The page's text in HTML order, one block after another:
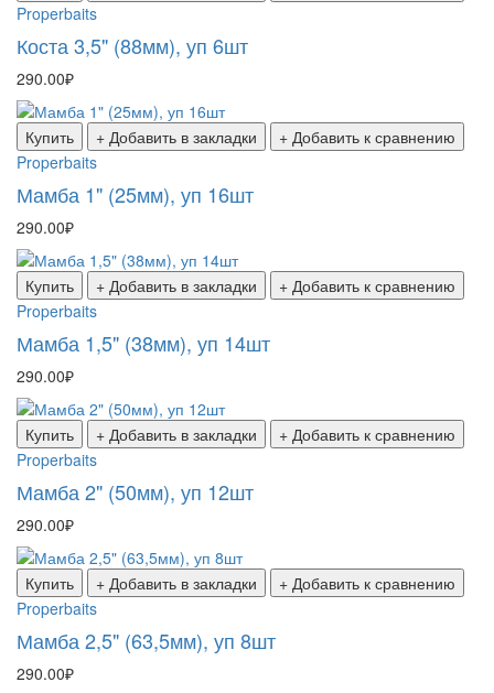
Properbaits
Коста 3,5" (88мм), уп 6шт
290.00₽
Купить + Добавить в закладки
+ Добавить к сравнению
Properbaits
Мамба 1" (25мм), уп 16шт
290.00₽
Купить + Добавить в закладки
+ Добавить к сравнению
Properbaits
Мамба 1,5" (38мм), уп 14шт
290.00₽
Купить + Добавить в закладки
+ Добавить к сравнению
Properbaits
Мамба 2" (50мм), уп 12шт
290.00₽
Купить + Добавить в закладки
+ Добавить к сравнению
Properbaits
Мамба 2,5" (63,5мм), уп 8шт
290.00₽